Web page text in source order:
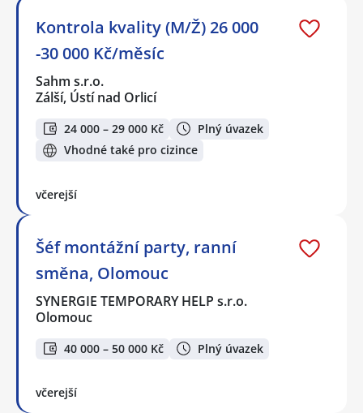
Kontrola kvality (M/Ž) 26 000
-30 000 Kč/měsíc
Sahm s.r.o.
Zálší, Ústí nad Orlicí
24 000 – 29 000 Kč
Plný úvazek
Vhodné také pro cizince
včerejší
Šéf montážní party, ranní
směna, Olomouc
SYNERGIE TEMPORARY HELP s.r.o.
Olomouc
40 000 – 50 000 Kč Plný úvazek
včerejší